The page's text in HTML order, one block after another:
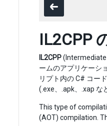
IL2CPP
IL2CPP(Intermediate
ームのアプリケーシ
リプト内の C# コー
(.exe、.apk、.xap な
This type of
(AOT) compilation.